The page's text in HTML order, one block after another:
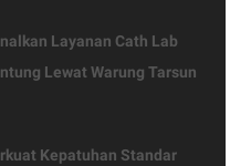
Layanan Cath Lab
Lewat Warung Tarsun
Kepatuhan Standar